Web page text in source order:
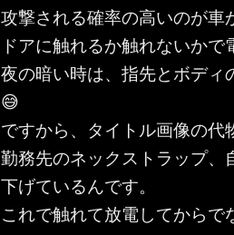
攻撃される確率の高いのが車
ドアに触れるか触れないかで
夜の暗い時は、指先とボディ
😅
ですから、タイトル画像の代
勤務先のネックストラップ、
下げているんです。
これで触れて放電してから